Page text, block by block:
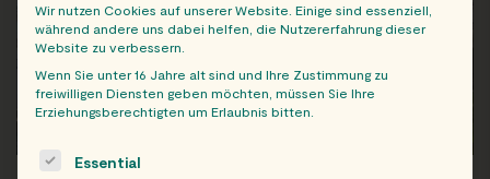
Wir nutzen Cookies auf unserer Website. Einige sind essenziell,
während andere uns dabei helfen, die Nutzererfahrung dieser
Website zu verbessern.
Wenn Sie unter 16 Jahre alt sind und Ihre Zustimmung zu
freiwilligen Diensten geben möchten, müssen Sie Ihre
Erziehungsberechtigten um Erlaubnis bitten.
The following is a list of service groups for which consent
Essential